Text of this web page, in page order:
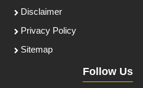
Disclaimer
Privacy Policy
Sitemap
Follow Us